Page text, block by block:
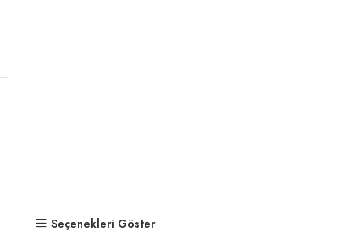
Seçenekleri Göster